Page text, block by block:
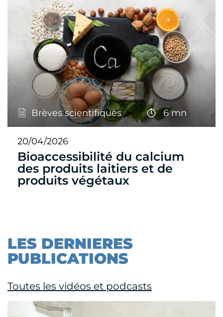
Brèves scientifiques 6 mn
20/04/2026
Bioaccessibilité du calcium
des produits laitiers et de
produits végétaux
LES DERNIERES
PUBLICATIONS
Toutes les vidéos et podcasts